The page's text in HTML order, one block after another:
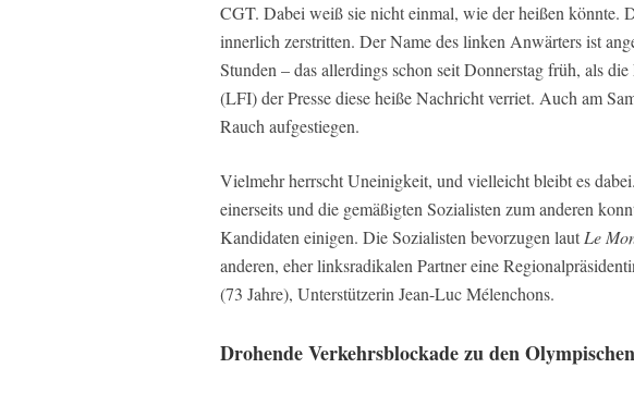
CGT. Dabei weiß sie nicht einmal, wie der heißen könnte.
innerlich zerstritten. Der Name des linken Anwärters ist
Stunden – das allerdings schon seit Donnerstag früh, als
(LFI) der Presse diese heiße Nachricht verriet. Auch am
Rauch aufgestiegen.
Vielmehr herrscht Uneinigkeit, und vielleicht bleibt es
einerseits und die gemäßigten Sozialisten zum anderen
Kandidaten einigen. Die Sozialisten bevorzugen laut Le
anderen, eher linksradikalen Partner eine
(73 Jahre), Unterstützerin Jean-Luc Mélenchons.
Drohende Verkehrsblockade zu den